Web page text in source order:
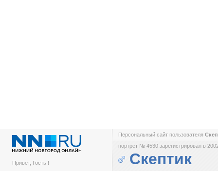
Привет, Гость !
Персональный сайт пользователя
портрет № 4530 зарегистрирован в
Скептик